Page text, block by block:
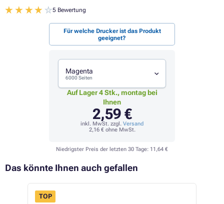
5 Bewertung
Für welche Drucker ist das Produkt
geeignet?
Magenta
6000 Seiten
Auf Lager 4 Stk., montag bei
Ihnen
2,59 €
inkl. MwSt. zzgl. Versand
2,16 €ohne MwSt.
Niedrigster Preis der letzten 30 Tage: 11,64 €
Das könnte Ihnen auch gefallen
TOP